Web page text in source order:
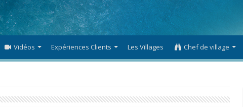
Vidéos Expériences Clients Les Villages Chef de village